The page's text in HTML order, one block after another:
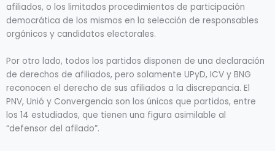
afiliados, o los limitados procedimientos de participación
democrática de los mismos en la selección de responsables
orgánicos y candidatos electorales.
Por otro lado, todos los partidos disponen de una declaración
de derechos de afiliados, pero solamente UPyD, ICV y BNG
reconocen el derecho de sus afiliados a la discrepancia. El
PNV, Unió y Convergencia son los únicos que partidos, entre
los 14 estudiados, que tienen una figura asimilable al
“defensor del afilado”.